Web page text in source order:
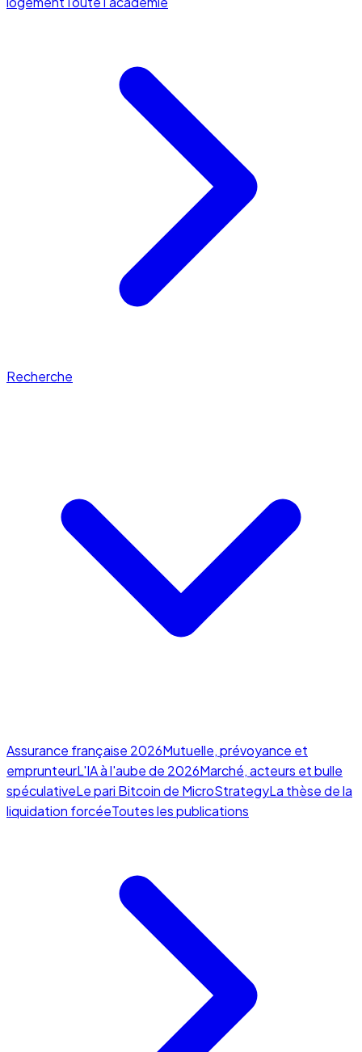
Recherche
Assurance française 2026Mutuelle, prévoyance et
emprunteurL'IA à l'aube de 2026Marché, acteurs et bulle
spéculativeLe pari Bitcoin de MicroStrategyLa thèse de la
liquidation forcéeToutes les publications